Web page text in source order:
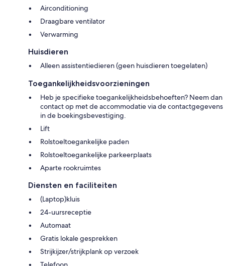
Airconditioning
Draagbare ventilator
Verwarming
Huisdieren
Alleen assistentiedieren (geen huisdieren toegelaten)
Toegankelijkheidsvoorzieningen
Heb je specifieke toegankelijkheidsbehoeften? Neem dan
contact op met de accommodatie via de contactgegevens
in de boekingsbevestiging.
Lift
Rolstoeltoegankelijke paden
Rolstoeltoegankelijke parkeerplaats
Aparte rookruimtes
Diensten en faciliteiten
(Laptop)kluis
24-uursreceptie
Automaat
Gratis lokale gesprekken
Strijkijzer/strijkplank op verzoek